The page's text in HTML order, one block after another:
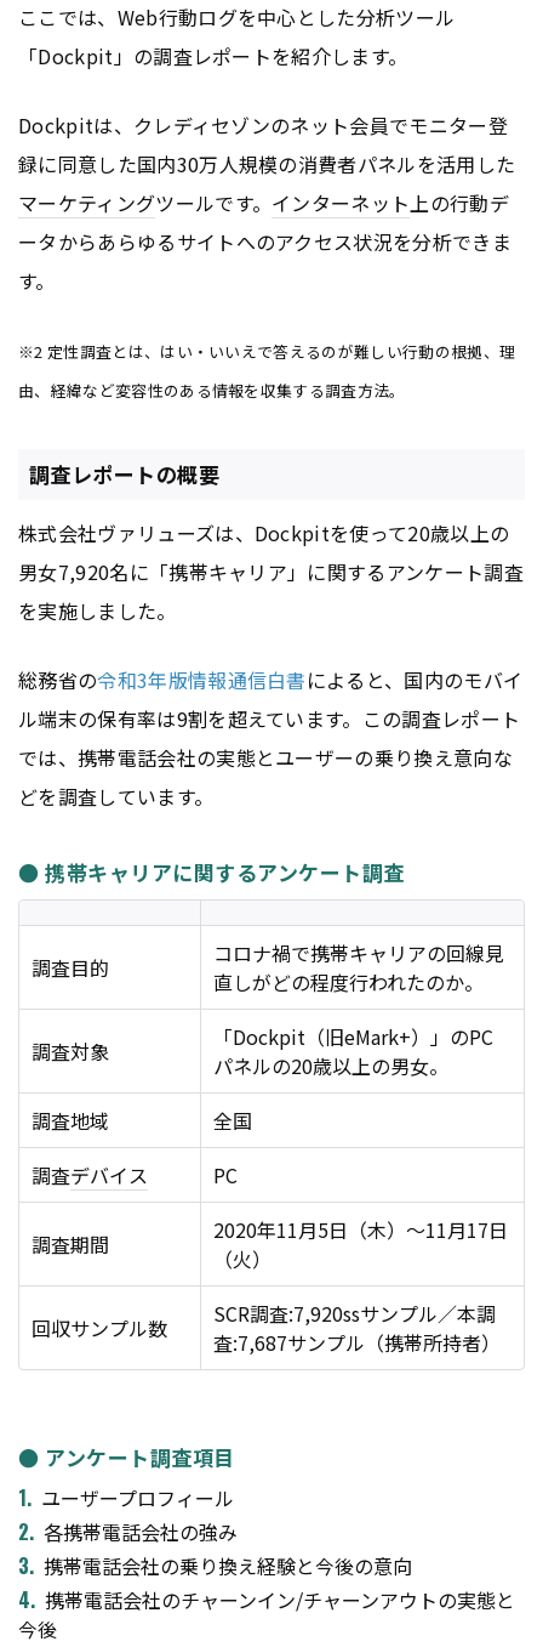
ここでは、Web行動ログを中心とした分析ツール
「Dockpit」の調査レポートを紹介します。
Dockpitは、クレディセゾンのネット会員でモニター登
録に同意した国内30万人規模の消費者パネルを活用した
マーケティングツールです。 インターネット上の行動デ
ータからあらゆるサイトへのアクセス状況を分析できま
す。
※2 定性調査とは、はい・いいえで答えるのが難しい行動の根拠、理
由、経緯など変容性のある情報を収集する調査方法。
調査レポートの概要
株式会社ヴァリューズは、Dockpitを使って20歳以上の
男女7,920名に「携帯キャリア」に関するアンケート調査
を実施しました。
総務省の令和3年版情報通信白書によると、国内のモバイ
ル端末の保有率は9割を超えています。この調査レポート
では、携帯電話会社の実態とユーザーの乗り換え意向な
どを調査しています。
● 携帯キャリアに関するアンケート調査
調査目的
コロナ禍で携帯キャリアの回線見
直しがどの程度行われたのか。
調査対象
「Dockpit（旧eMark+）」のPC
パネルの20歳以上の男女。
調査地域
全国
調査デバイス PC
調査期間
2020年11月5日（木）～11月17日
（火）
回収サンプル数
SCR調査:7,920ssサンプル／本調
査:7,687サンプル（携帯所持者）
● アンケート調査項目
ユーザープロフィール
各携帯電話会社の強み
携帯電話会社の乗り換え経験と今後の意向
携帯電話会社のチャーンイン/チャーンアウトの実態と
今後